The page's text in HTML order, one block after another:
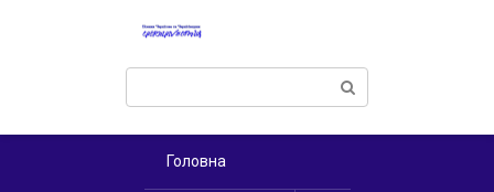
Поиск:
Головна